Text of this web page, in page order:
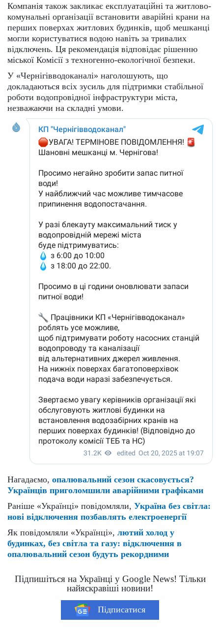
Компанія також закликає експлуатаційні та житлово-
комунальні організації встановити аварійні крани на
перших поверхах житлових будинків, щоб мешканці
могли користуватися водою навіть за тривалих
відключень. Ця рекомендація відповідає рішенню
міської Комісії з техногенно-екологічної безпеки.
У «Чернігівводоканалі» наголошують, що
докладаються всіх зусиль для підтримки стабільної
роботи водопровідної інфраструктури міста,
незважаючи на складні умови.
Нагадаємо, опалювальний сезон скасовується?
Українців приголомшили аварійними графіками
Раніше «Українці» повідомляли, Україна без світла:
нові відключення позбавлять електроенергії
Як повідомляли «Українці», лютий холод у
будинках, без світла та газу: відключення в
опалювальний сезон будуть рекордними
Підпишіться на Українці у Google News! Тільки
найяскравіші новини!
Підписатися